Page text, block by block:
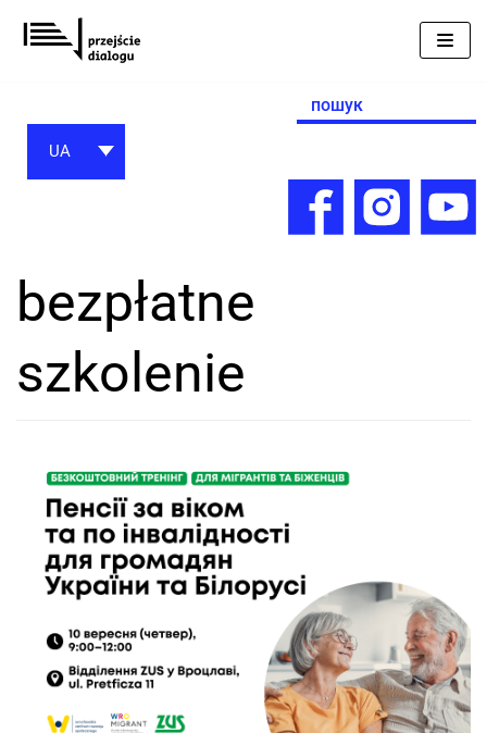
Перейти
до
Search
for:
UA
bezpłatne
szkolenie